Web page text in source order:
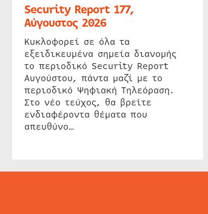
Security Report 177,
Αύγουστος 2026
Κυκλοφορεί σε όλα τα
εξειδικευμένα σημεία διανομής
το περιοδικό Security Report
Αυγούστου, πάντα μαζί με το
περιοδικό Ψηφιακή Τηλεόραση.
Στο νέο τεύχος, θα βρείτε
ενδιαφέροντα θέματα που
απευθύνο…